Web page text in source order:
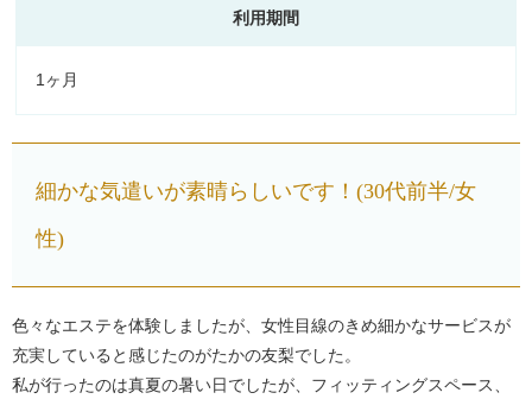
利用期間
1ヶ月
細かな気遣いが素晴らしいです！(30代前半/女
性)
色々なエステを体験しましたが、女性目線のきめ細かなサービスが
充実していると感じたのがたかの友梨でした。
私が行ったのは真夏の暑い日でしたが、フィッティングスペース、